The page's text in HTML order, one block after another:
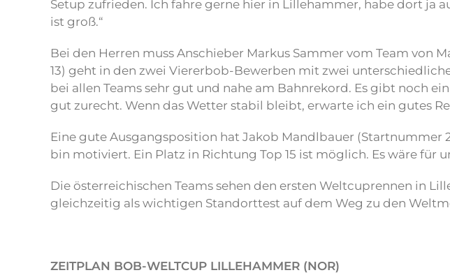
Setup zufrieden. Ich fahre gerne hier in Lillehammer, habe dort ja
ist groß.“
Bei den Herren muss Anschieber Markus Sammer vom Team von
13) geht in den zwei Viererbob-Bewerben mit zwei
bei allen Teams sehr gut und nahe am Bahnrekord. Es gibt noch
gut zurecht. Wenn das Wetter stabil bleibt, erwarte ich ein gutes
Eine gute Ausgangsposition hat Jakob Mandlbauer (Startnummer
bin motiviert. Ein Platz in Richtung Top 15 ist möglich. Es wäre für
Die österreichischen Teams sehen den ersten Weltcuprennen in
gleichzeitig als wichtigen Standorttest auf dem Weg zu den
ZEITPLAN BOB-WELTCUP LILLEHAMMER (NOR)